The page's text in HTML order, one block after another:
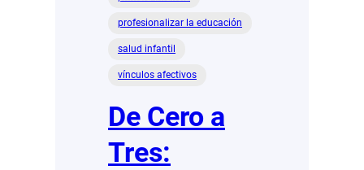
profesionalizar la educación
salud infantil
vínculos afectivos
De Cero a
Tres: